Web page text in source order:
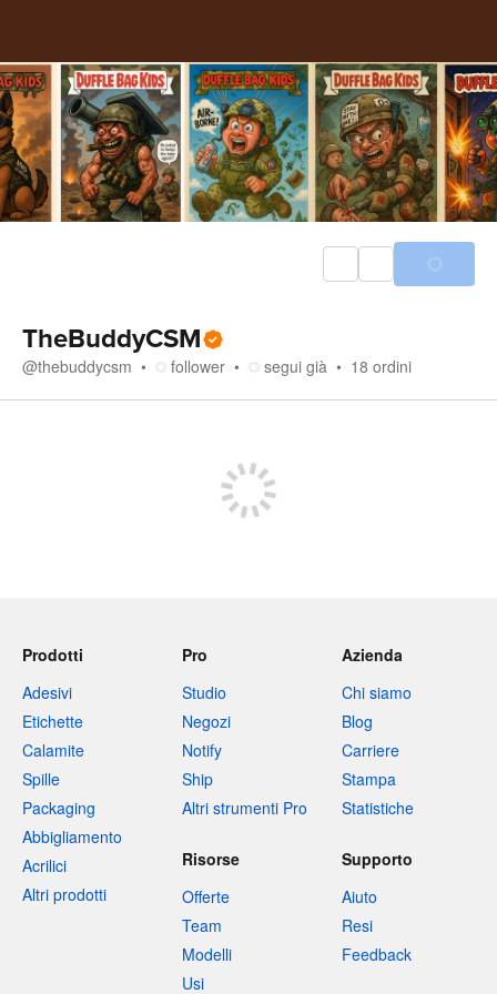
TheBuddyCSM
@thebuddycsm follower segui già 18 ordini
Prodotti
Adesivi
Etichette
Calamite
Spille
Packaging
Abbigliamento
Acrilici
Altri prodotti
Pro
Studio
Negozi
Notify
Ship
Altri strumenti Pro
Azienda
Chi siamo
Blog
Carriere
Stampa
Statistiche
Risorse
Offerte
Team
Modelli
Usi
Supporto
Aiuto
Resi
Feedback